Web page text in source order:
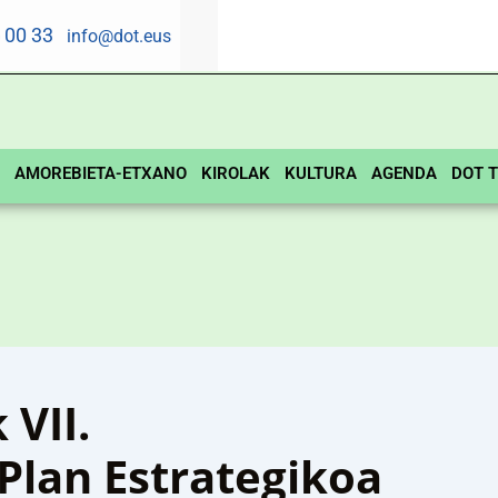
00 33 info@dot.eus
AMOREBIETA-ETXANO KIROLAK KULTURA AGENDA DOT
Estrategikoa